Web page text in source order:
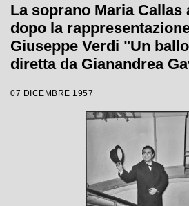
La soprano Maria Callas
dopo la
Giuseppe Verdi "Un
diretta da Gianandrea
quale è stata inaugurata
lirica 1957-1958 del
07 DICEMBRE 1957